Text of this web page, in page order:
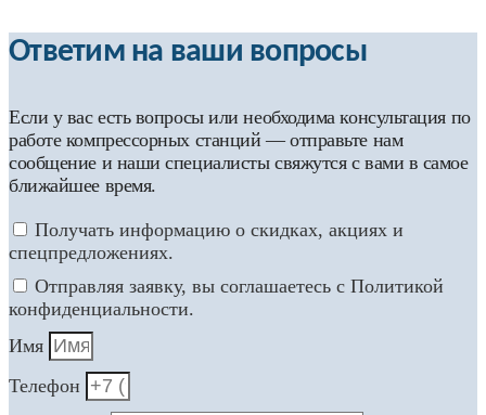
Ответим на ваши вопросы
Если у вас есть вопросы или необходима консультация по
работе компрессорных станций — отправьте нам
сообщение и наши специалисты свяжутся с вами в самое
ближайшее время.
Получать информацию о скидках, акциях и
спецпредложениях.
Отправляя заявку, вы соглашаетесь с Политикой
конфиденциальности.
Имя
Телефон